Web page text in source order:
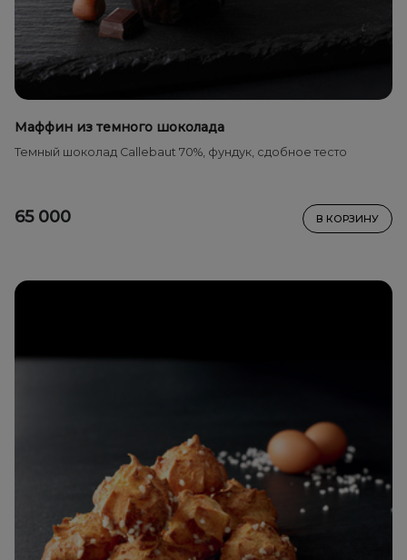
Маффин из темного шоколада
Темный шоколад Callebaut 70%, фундук, сдобное тесто
65 000 В КОРЗИНУ